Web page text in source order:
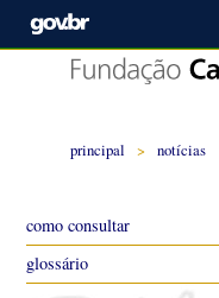
principal > notícias
como consultar
glossário